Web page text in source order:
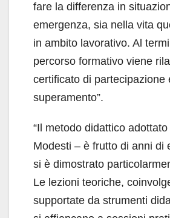
fare la differenza in
emergenza, sia nella vita
in ambito lavorativo. Al
percorso formativo viene
certificato di partecipazione
superamento”.
“Il metodo didattico
Modesti – è frutto di anni di
si è dimostrato
Le lezioni teoriche,
supportate da strumenti